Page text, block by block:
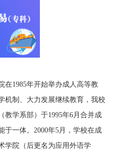
在1985年开始举办成人高等教
机制、大力发展继续教育，我校
教学系部）于1995年6月合并成
于一体。2000年5月，学校在成
学院（后更名为应用外语学